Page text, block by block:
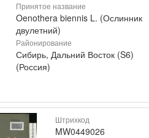
Принятое название
Oenothera biennis L. (Ослинник
двулетний)
Районирование
Сибирь, Дальний Восток (S6)
(Россия)
Штрихкод
MW0449026